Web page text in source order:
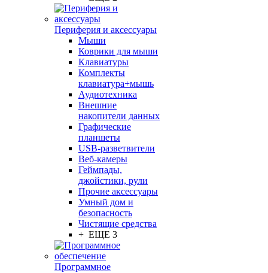
Периферия и аксессуары
Мыши
Коврики для мыши
Клавиатуры
Комплекты
клавиатура+мышь
Аудиотехника
Внешние
накопители данных
Графические
планшеты
USB-разветвители
Веб-камеры
Геймпады,
джойстики, рули
Прочие аксессуары
Умный дом и
безопасность
Чистящие средства
+ ЕЩЕ 3
Программное